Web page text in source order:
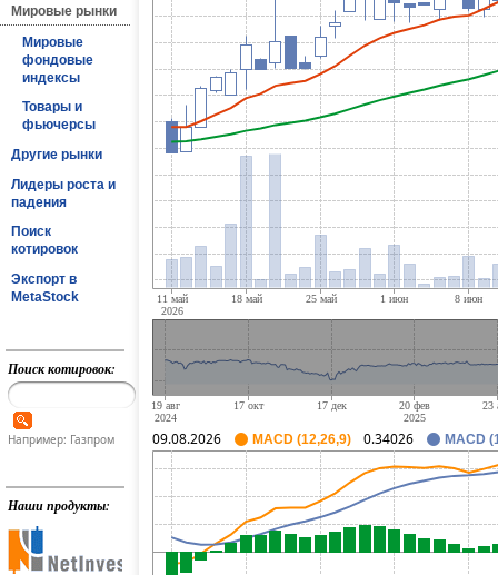
Мировые рынки
Мировые
фондовые
индексы
Товары и
фьючерсы
Другие рынки
Лидеры роста и
падения
Поиск
котировок
Экспорт в
MetaStock
Поиск котировок:
Например: Газпром
Наши продукты:
09.08.2026 MACD (12,26,9) 0.34026 MACD